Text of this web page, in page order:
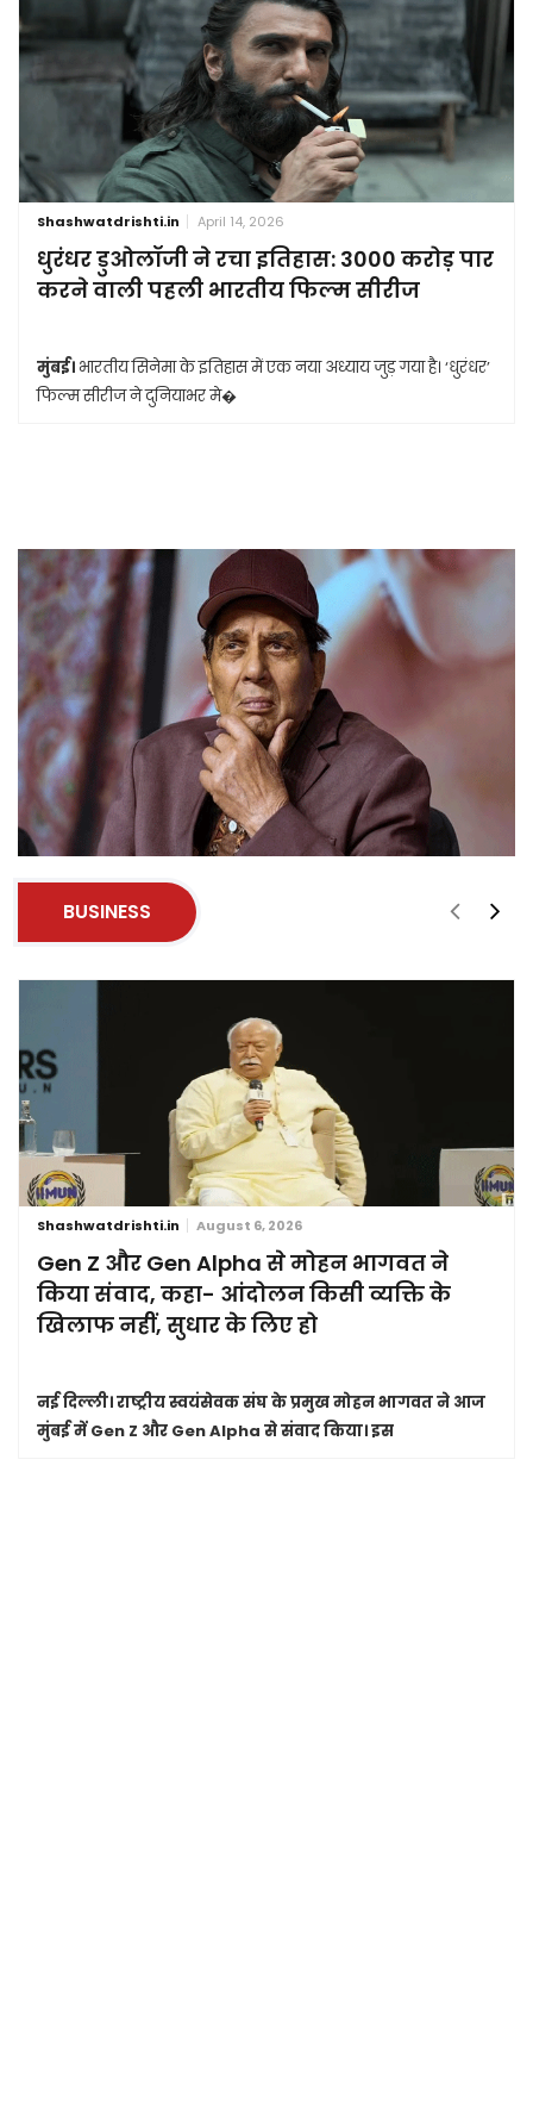
Shashwatdrishti.in April 14, 2026
धुरंधर डुओलॉजी ने रचा इतिहास: 3000 करोड़ पार
करने वाली पहली भारतीय फिल्म सीरीज
मुंबई। भारतीय सिनेमा के इतिहास में एक नया अध्याय जुड़ गया है। ‘धुरंधर’
फिल्म सीरीज ने दुनियाभर मे�
BUSINESS
Shashwatdrishti.in August 6, 2026
Gen Z और Gen Alpha से मोहन भागवत ने
किया संवाद, कहा- आंदोलन किसी व्यक्ति के
खिलाफ नहीं, सुधार के लिए हो
नई दिल्ली।राष्ट्रीय स्वयंसेवक संघ के प्रमुख मोहन भागवत ने आज
मुंबई में Gen Z और Gen Alpha से संवाद किया। इस